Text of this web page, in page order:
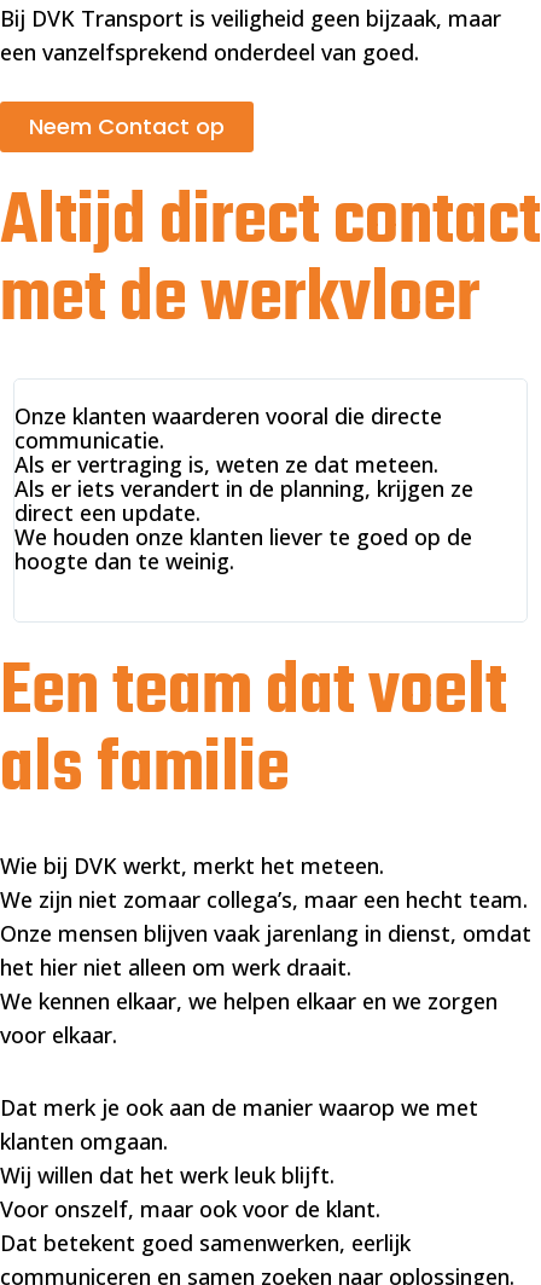
Bij DVK Transport is veiligheid geen bijzaak, maar
een vanzelfsprekend onderdeel van goed.
Neem Contact op
Altijd direct contact
met de werkvloer
Veel expediteurs werken via grote platforms of
klantenportalen.
Bij DVK Transport houden we het liever simpel en
persoonlijk.
Als je belt, krijg je direct iemand van de planning
aan de lijn die weet wat er speelt.
Geen wachtrijen, geen ticketsystemen, maar
Een team dat voelt
als familie
Wie bij DVK werkt, merkt het meteen.
We zijn niet zomaar collega’s, maar een hecht team.
Onze mensen blijven vaak jarenlang in dienst, omdat
het hier niet alleen om werk draait.
We kennen elkaar, we helpen elkaar en we zorgen
voor elkaar.
Dat merk je ook aan de manier waarop we met
klanten omgaan.
Wij willen dat het werk leuk blijft.
Voor onszelf, maar ook voor de klant.
Dat betekent goed samenwerken, eerlijk
communiceren en samen zoeken naar oplossingen.